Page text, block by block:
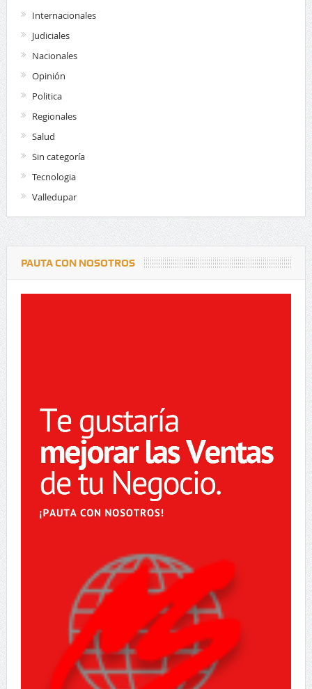
Internacionales
Judiciales
Nacionales
Opinión
Politica
Regionales
Salud
Sin categoría
Tecnologia
Valledupar
PAUTA CON NOSOTROS